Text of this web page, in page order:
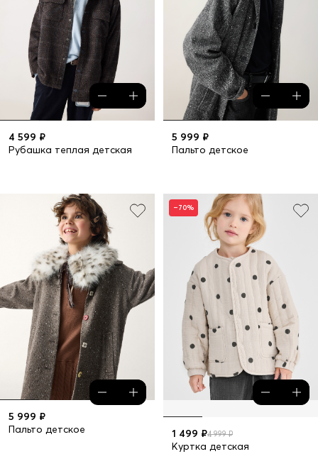
4 599 ₽
Рубашка теплая детская
5 999 ₽
Пальто детское
5 999 ₽
Пальто детское
–70%
1 499 ₽4 999 ₽
Куртка детская